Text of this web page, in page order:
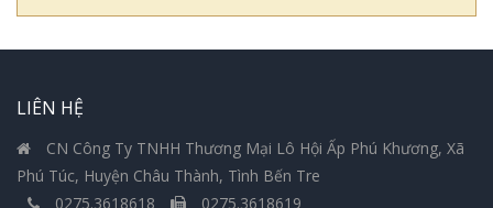
LIÊN HỆ
CN Công Ty TNHH Thương Mại Lô Hội Ấp Phú Khương, Xã
Phú Túc, Huyện Châu Thành, Tình Bến Tre
0275.3618618
0275.3618619